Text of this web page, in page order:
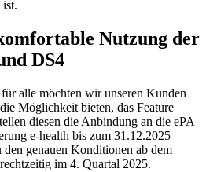
Nutzung der
DS4
alle möchten wir unseren Kunden
Möglichkeit bieten, das Feature
diesen die Anbindung an die ePA
e-health bis zum 31.12.2025
genauen Konditionen ab dem
im 4. Quartal 2025.